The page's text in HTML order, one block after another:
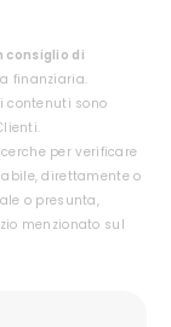
consiglio di
finanziaria.
contenuti sono
per verificare
direttamente o
o presunta,
menzionato sul